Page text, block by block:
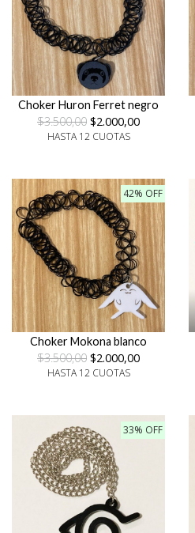
Choker Huron Ferret negro
$3.500,00 $2.000,00
HASTA 12 CUOTAS
42% OFF
Choker Mokona blanco
$3.500,00 $2.000,00
HASTA 12 CUOTAS
33% OFF